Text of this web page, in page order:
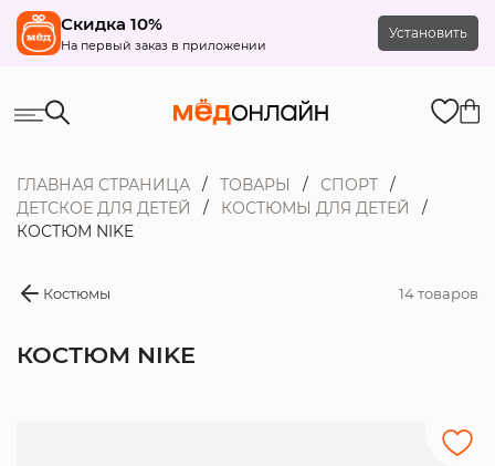
Скидка 10%
На первый заказ в приложении
Установить
ГЛАВНАЯ СТРАНИЦА ТОВАРЫ
СПОРТ
ДЕТСКОЕ ДЛЯ ДЕТЕЙ
КОСТЮМЫ ДЛЯ ДЕТЕЙ
КОСТЮМ NIKE
Костюмы 14 товаров
КОСТЮМ NIKE